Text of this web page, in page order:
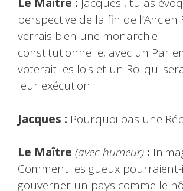
Le Maître : Jacques , tu as
perspective de la fin de l’Ancien
verrais bien une monarchie
constitutionnelle, avec un
voterait les lois et un Roi qui
leur exécution.
Jacques : Pourquoi pas une
Le Maître (avec humeur) :
Comment les gueux
gouverner un pays comme le